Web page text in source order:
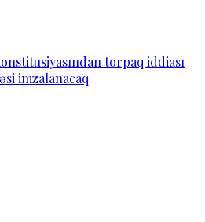
torpaq iddiası
imzalanacaq